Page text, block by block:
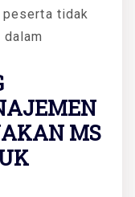
peserta tidak
MS